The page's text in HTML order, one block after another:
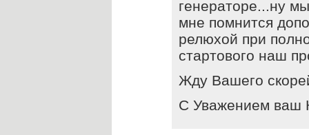
генераторе...ну
мне помнится
релюхой при
стартового наш
Жду Вашего
С Уважением ваш